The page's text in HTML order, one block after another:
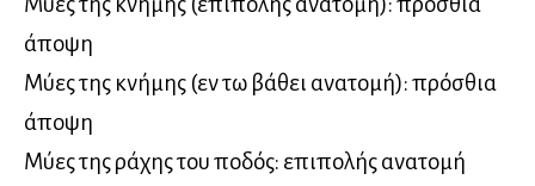
άποψη
Μύες της κνήμης (εν τω βάθει ανατομή): πρόσθια
άποψη
Μύες της ράχης του ποδός: επιπολής ανατομή